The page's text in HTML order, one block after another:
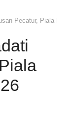
Pecatur, Piala